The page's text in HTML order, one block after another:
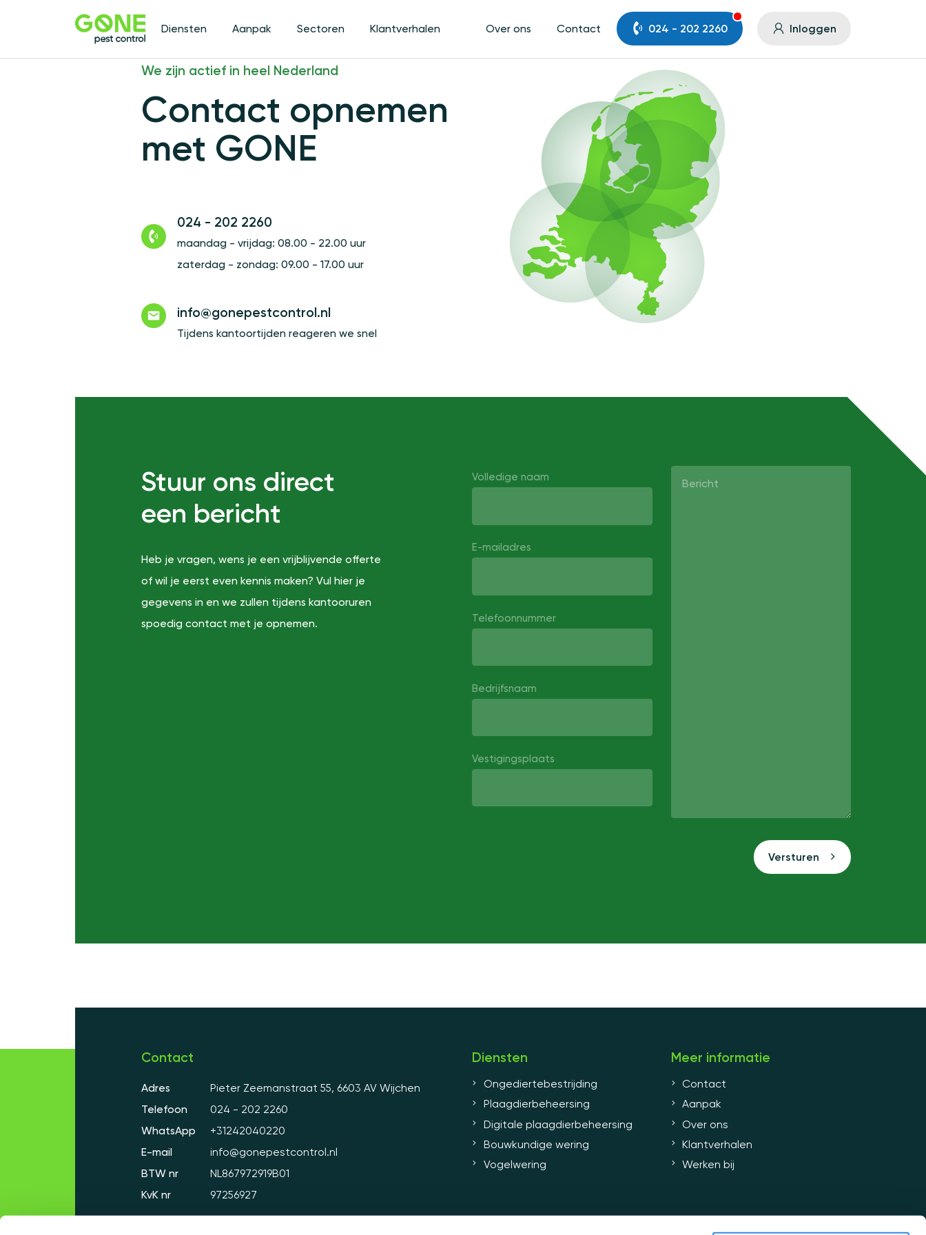
Diensten Aanpak Sectoren Klantverhalen Over ons Contact 024 - 202 2260 Inloggen
We zijn actief in heel Nederland
Contact opnemen
met GONE
024 - 202 2260
maandag - vrijdag: 08.00 - 22.00 uur
zaterdag - zondag: 09.00 - 17.00 uur
info@gonepestcontrol.nl
Tijdens kantoortijden reageren we snel
Stuur ons direct
een bericht
Heb je vragen, wens je een vrijblijvende offerte
of wil je eerst even kennis maken? Vul hier je
gegevens in en we zullen tijdens kantooruren
spoedig contact met je opnemen.
Volledige naam
E-mailadres
Telefoonnummer
Bedrijfsnaam
Vestigingsplaats
Contact
Adres
Pieter Zeemanstraat 55, 6603 AV Wijchen
Telefoon
024 - 202 2260
WhatsApp
+31242040220
E-mail
info@gonepestcontrol.nl
BTW nr
NL867972919B01
KvK nr
97256927
Diensten
Ongediertebestrijding
Plaagdierbeheersing
Digitale plaagdierbeheersing
Bouwkundige wering
Vogelwering
Meer informatie
Contact
Aanpak
Over ons
Klantverhalen
Werken bij